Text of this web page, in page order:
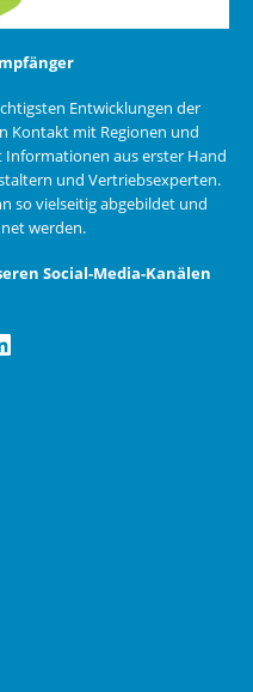
Entwicklungen der
Kontakt mit Regionen und
aus erster Hand
und Vertriebsexperten.
so vielseitig abgebildet und
werden.
Social-Media-Kanälen